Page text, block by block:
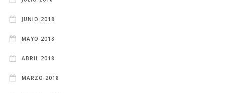
JUNIO 2018
MAYO 2018
ABRIL 2018
MARZO 2018